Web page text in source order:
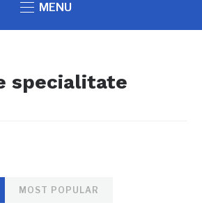
MENU
specialitate
MOST POPULAR